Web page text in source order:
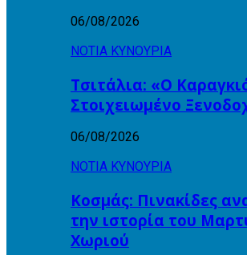
06/08/2026
ΝΟΤΙΑ ΚΥΝΟΥΡΙΑ
Τσιτάλια: «Ο
Στοιχειωμένο
06/08/2026
ΝΟΤΙΑ ΚΥΝΟΥΡΙΑ
Κοσμάς: Πινακίδες
την ιστορία του
Χωριού